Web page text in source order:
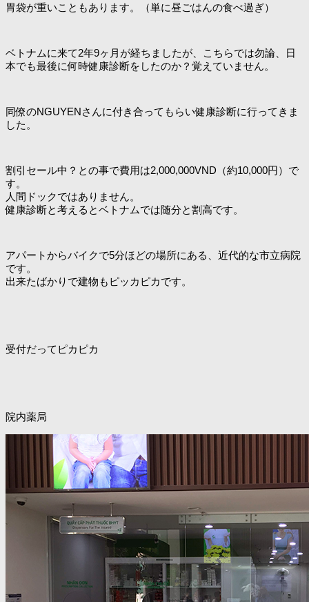
胃袋が重いこともあります。（単に昼ごはんの食べ過ぎ）
ベトナムに来て2年9ヶ月が経ちましたが、こちらでは勿論、日
本でも最後に何時健康診断をしたのか？覚えていません。
同僚のNGUYENさんに付き合ってもらい健康診断に行ってきま
した。
割引セール中？との事で費用は2,000,000VND（約10,000円）で
す。
人間ドックではありません。
健康診断と考えるとベトナムでは随分と割高です。
アパートからバイクで5分ほどの場所にある、近代的な市立病院
です。
出来たばかりで建物もピッカピカです。
受付だってピカピカ
院内薬局